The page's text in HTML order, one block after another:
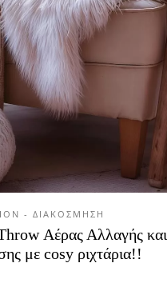
- ΔΙΑΚΟΣΜΗΣΗ
Αέρας Αλλαγής και
με cosy ριχτάρια!!